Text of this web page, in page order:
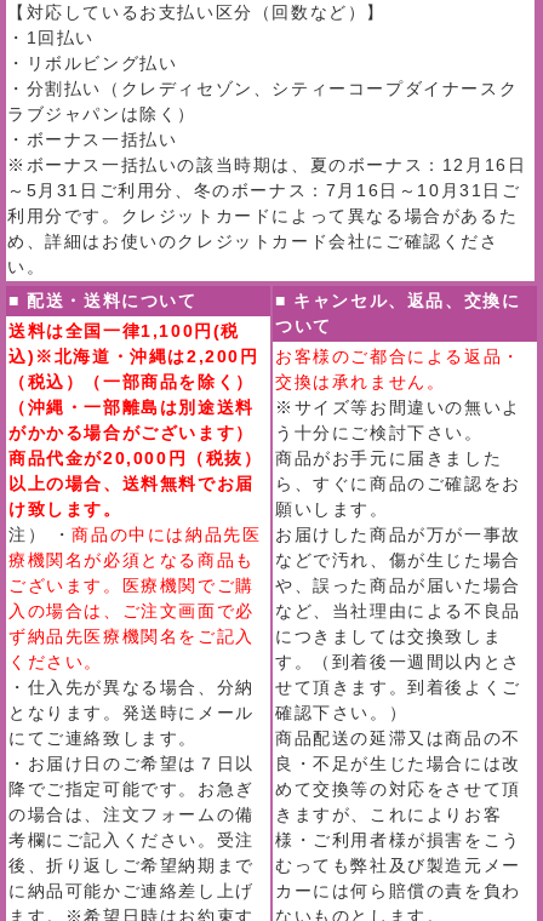
【対応しているお支払い区分（回数など）】
・1回払い
・リボルビング払い
・分割払い（クレディセゾン、シティーコープダイナースク
ラブジャパンは除く）
・ボーナス一括払い
※ボーナス一括払いの該当時期は、夏のボーナス：12月16日
～5月31日ご利用分、冬のボーナス：7月16日～10月31日ご
利用分です。クレジットカードによって異なる場合があるた
め、詳細はお使いのクレジットカード会社にご確認くださ
い。
■ 配送・送料について
送料は全国一律1,100円(税
込)※北海道・沖縄は2,200円
（税込）（一部商品を除く）
（沖縄・一部離島は別途送料
がかかる場合がございます）
商品代金が20,000円（税抜）
以上の場合、送料無料でお届
け致します。
注） ・商品の中には納品先医
療機関名が必須となる商品も
ございます。医療機関でご購
入の場合は、ご注文画面で必
ず納品先医療機関名をご記入
ください。
・仕入先が異なる場合、分納
となります。発送時にメール
にてご連絡致します。
・お届け日のご希望は７日以
降でご指定可能です。お急ぎ
の場合は、注文フォームの備
考欄にご記入ください。受注
後、折り返しご希望納期まで
に納品可能かご連絡差し上げ
ます。※希望日時はお約束す
■ キャンセル、返品、交換に
ついて
お客様のご都合による返品・
交換は承れません。
※サイズ等お間違いの無いよ
う十分にご検討下さい。
商品がお手元に届きました
ら、すぐに商品のご確認をお
願いします。
お届けした商品が万が一事故
などで汚れ、傷が生じた場合
や、誤った商品が届いた場合
など、当社理由による不良品
につきましては交換致しま
す。（到着後一週間以内とさ
せて頂きます。到着後よくご
確認下さい。）
商品配送の延滞又は商品の不
良・不足が生じた場合には改
めて交換等の対応をさせて頂
きますが、これによりお客
様・ご利用者様が損害をこう
むっても弊社及び製造元メー
カーには何ら賠償の責を負わ
ないものとします。